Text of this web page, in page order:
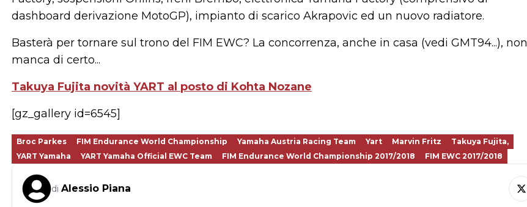
dashboard derivazione MotoGP), impianto di scarico Akrapovic ed un nuovo radiatore.
Basterà per tornare sul trono del FIM EWC? La concorrenza, anche in casa (vedi GMT94...), non
manca di certo...
Takuya Fujita novità YART al posto di Kohta Nozane
[gz_gallery id=6545]
Broc Parkes FIM Endurance World Championship Yamaha Austria Racing Team Yart Marvin Fritz
Takuya Fujita,
YART Yamaha
YART Yamaha Official EWC Team FIM Endurance World Championship 2017/2018 FIM EWC 2017/2018
di Alessio Piana